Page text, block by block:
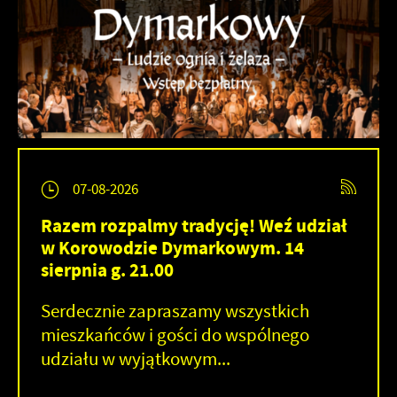
07-08-2026
Razem rozpalmy tradycję! Weź udział
w Korowodzie Dymarkowym. 14
sierpnia g. 21.00
Serdecznie zapraszamy wszystkich
mieszkańców i gości do wspólnego
udziału w wyjątkowym...